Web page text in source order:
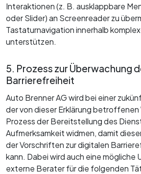
Interaktionen (z. B. ausklappbare
oder Slider) an Screenreader zu
Tastaturnavigation innerhalb
unterstützen.
5. Prozess zur Überwachung
Barrierefreiheit
Auto Brenner AG wird bei einer
der von dieser Erklärung
Prozess der Bereitstellung des
Aufmerksamkeit widmen, damit
der Vorschriften zur digitalen
kann. Dabei wird auch eine mögliche
externe Berater für die folgenden